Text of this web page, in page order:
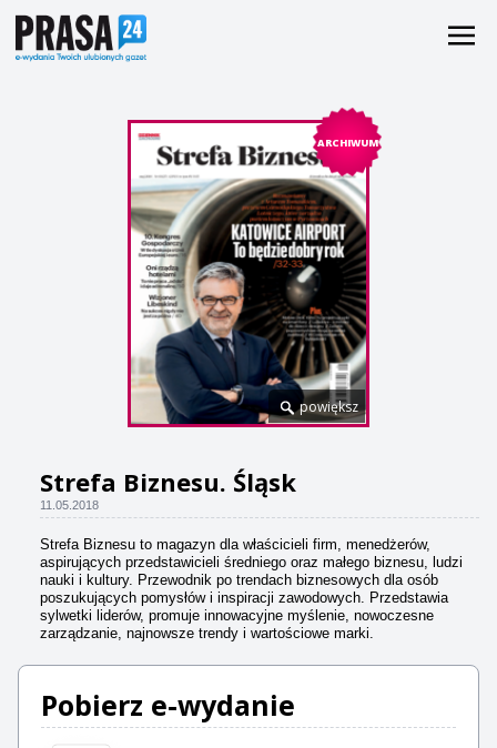
ARCHIWUM
powiększ
Strefa Biznesu. Śląsk
11.05.2018
Strefa Biznesu to magazyn dla właścicieli firm, menedżerów,
aspirujących przedstawicieli średniego oraz małego biznesu, ludzi
nauki i kultury. Przewodnik po trendach biznesowych dla osób
poszukujących pomysłów i inspiracji zawodowych. Przedstawia
sylwetki liderów, promuje innowacyjne myślenie, nowoczesne
zarządzanie, najnowsze trendy i wartościowe marki.
Pobierz e-wydanie